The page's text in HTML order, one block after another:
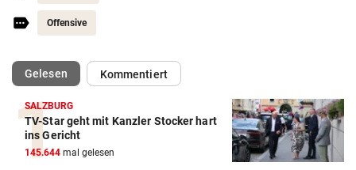
Offensive
Gelesen(ausgewählt)Kommentiert
SALZBURG
TV-Star geht mit Kanzler Stocker hart
ins Gericht
145.644 mal gelesen
Action-Cam Vergleich
ZUM VERGLEICH